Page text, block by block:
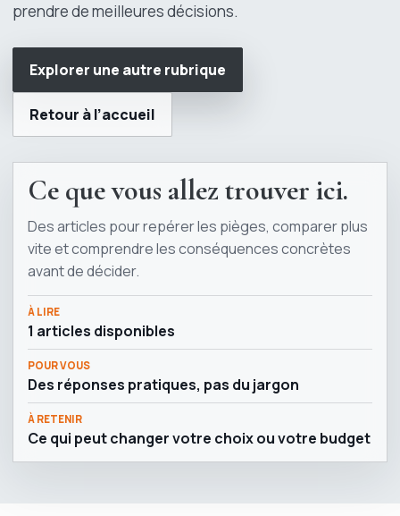
prendre de meilleures décisions.
Explorer une autre rubrique
Retour à l’accueil
Ce que vous allez trouver ici.
Des articles pour repérer les pièges, comparer plus
vite et comprendre les conséquences concrètes
avant de décider.
À LIRE
1 articles disponibles
POUR VOUS
Des réponses pratiques, pas du jargon
À RETENIR
Ce qui peut changer votre choix ou votre budget